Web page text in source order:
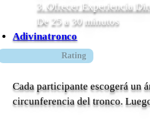
3. Ofrecer Experiencia
De 25 a 30 minutos
Adivinatronco
Rating
Cada participante escogerá un
circunferencia del tronco.